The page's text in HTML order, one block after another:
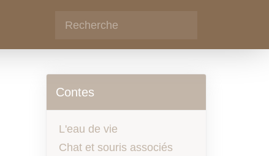
Contes
L'eau de vie
Chat et souris associés